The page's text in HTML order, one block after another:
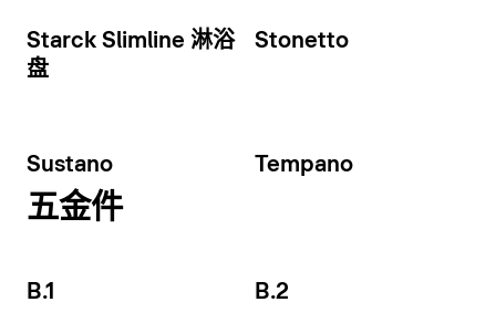
Starck Slimline 淋浴
盘
Stonetto
Sustano Tempano
五金件
B.1 B.2